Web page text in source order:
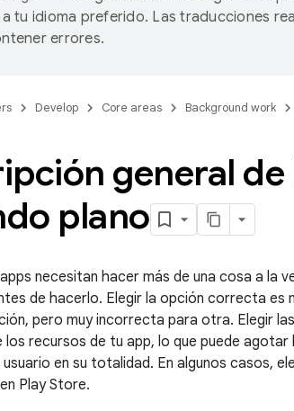
tu idioma preferido. Las traducciones
errores.
Develop Core areas Background work
general de
plano
necesitan hacer más de una cosa a la
de hacerlo. Elegir la opción correcta es
pero muy incorrecta para otra. Elegir
los recursos de tu app, lo que puede
en su totalidad. En algunos casos,
Play Store.